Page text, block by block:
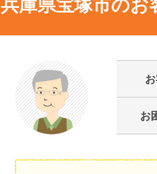
兵庫県宝塚市のお
お